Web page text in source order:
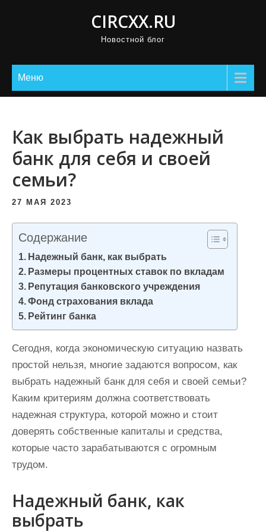
CIRCXX.RU
Новостной блог
Меню
Как выбрать надежный
банк для себя и своей
семьи?
27 МАЯ 2023
Содержание
Надежный банк, как выбрать
Размеры процентных ставок по вкладам
Репутация банковского учреждения
Фонд страхования вклада
Рейтинг банка
Сегодня, когда экономическую ситуацию назвать
простой нельзя, многие задаются вопросом, как
выбрать надежный банк для себя и своей семьи?
Каким критериям должна соответствовать
надежная структура, которой можно и стоит
доверять собственные капиталы и средства,
которые часто зарабатываются с огромным
трудом.
Надежный банк, как
выбрать